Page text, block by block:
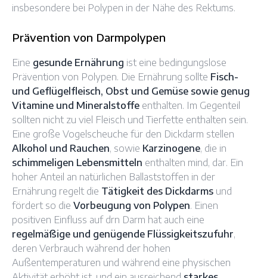
insbesondere bei Polypen in der Nähe des Rektums.
Prävention von Darmpolypen
Eine gesunde Ernährung ist eine bedingungslose
Prävention von Polypen. Die Ernährung sollte Fisch-
und Geflügelfleisch, Obst und Gemüse sowie genug
Vitamine und Mineralstoffe enthalten. Im Gegenteil
sollten nicht zu viel Fleisch und Tierfette enthalten sein.
Eine große Vogelscheuche für den Dickdarm stellen
Alkohol und Rauchen, sowie Karzinogene, die in
schimmeligen Lebensmitteln enthalten mind, dar. Ein
hoher Anteil an natürlichen Ballaststoffen in der
Ernährung regelt die Tätigkeit des Dickdarms und
fördert so die Vorbeugung von Polypen. Einen
positiven Einfluss auf drn Darm hat auch eine
regelmäßige und genügende Flüssigkeitszufuhr,
deren Verbrauch während der hohen
Außentemperaturen und während eine physischen